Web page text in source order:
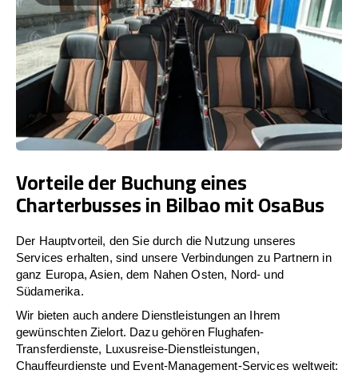
Vorteile der Buchung eines
Charterbusses in Bilbao mit OsaBus
Der Hauptvorteil, den Sie durch die Nutzung unseres
Services erhalten, sind unsere Verbindungen zu Partnern in
ganz Europa, Asien, dem Nahen Osten, Nord- und
Südamerika.
Wir bieten auch andere Dienstleistungen an Ihrem
gewünschten Zielort. Dazu gehören Flughafen-
Transferdienste, Luxusreise-Dienstleistungen,
Chauffeurdienste und Event-Management-Services weltweit: